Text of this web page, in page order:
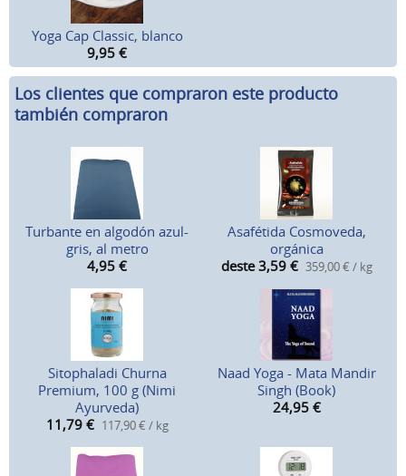
Yoga Cap Classic, blanco
9,95 €
Los clientes que compraron este producto
también compraron
Turbante en algodón azul-
gris, al metro
4,95 €
Asafétida Cosmoveda,
orgánica
deste 3,59 € 359,00 € / kg
Sitophaladi Churna
Premium, 100 g (Nimi
Ayurveda)
11,79 € 117,90 € / kg
Naad Yoga - Mata Mandir
Singh (Book)
24,95 €